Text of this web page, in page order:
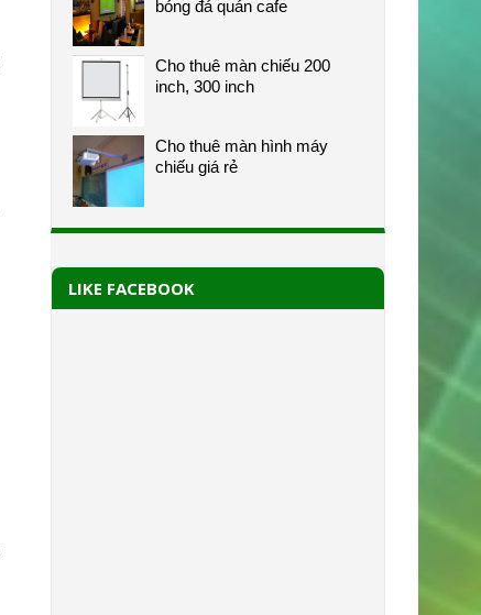
bóng đá quán cafe
Cho thuê màn chiếu 200
inch, 300 inch
Cho thuê màn hình máy
chiếu giá rẻ
LIKE FACEBOOK